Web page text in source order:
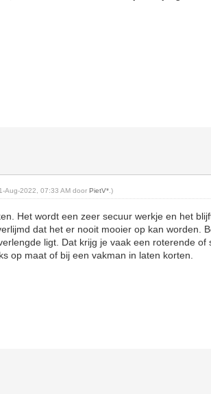
Aug-2022, 07:33 AM doorPietV* .)
Het wordt een zeer secuur werkje en het
dat het er nooit mooier op kan worden.
ligt. Dat krijg je vaak een roterende of
op maat of bij een vakman in laten korten.